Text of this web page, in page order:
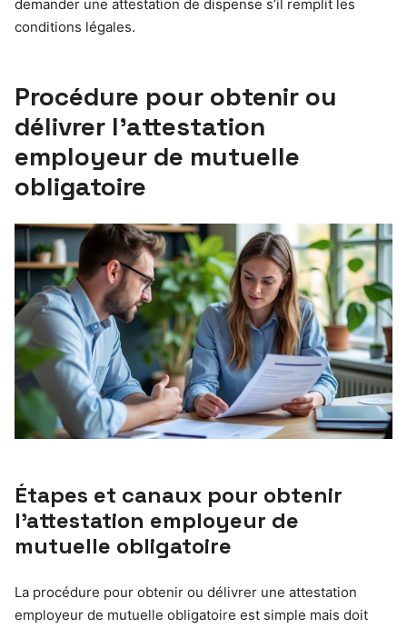
demander une attestation de dispense s’il remplit les
conditions légales.
Procédure pour obtenir ou
délivrer l’attestation
employeur de mutuelle
obligatoire
Étapes et canaux pour obtenir
l’attestation employeur de
mutuelle obligatoire
La procédure pour obtenir ou délivrer une attestation
employeur de mutuelle obligatoire est simple mais doit